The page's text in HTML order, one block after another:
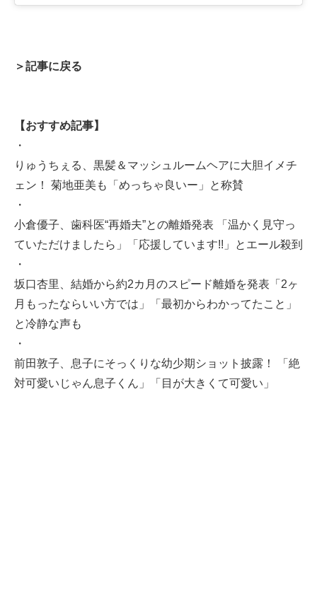
＞記事に戻る
【おすすめ記事】
・
りゅうちぇる、黒髪＆マッシュルームヘアに大胆イメチ
ェン！ 菊地亜美も「めっちゃ良いー」と称賛
・
小倉優子、歯科医“再婚夫”との離婚発表 「温かく見守っ
ていただけましたら」「応援しています!!」とエール殺到
・
坂口杏里、結婚から約2カ月のスピード離婚を発表「2ヶ
月もったならいい方では」「最初からわかってたこと」
と冷静な声も
・
前田敦子、息子にそっくりな幼少期ショット披露！ 「絶
対可愛いじゃん息子くん」「目が大きくて可愛い」